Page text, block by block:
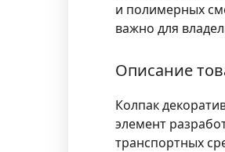
и полимерных
важно для
Описание
Колпак
элемент
транспортных